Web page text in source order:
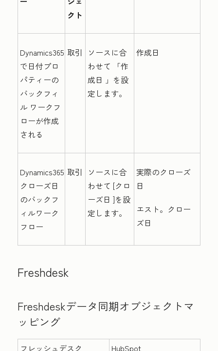
クト
Dynamics365
で日付プロ
パティーの
バックフィ
ル ワークフ
ローが作成
される
取引
ソースに合
わせて
「作
成日 」を設
定します。
作成日
Dynamics365
クローズ日
のバックフ
ィルワーク
フロー
取引
ソースに合
わせて [クロ
ーズ日 ]を設
定します。
実際のクローズ
日
エスト。クロー
ズ日
Freshdesk
Freshdeskデータ同期オブジェクトマ
ッピング
フレッシュデスク
HubSpot